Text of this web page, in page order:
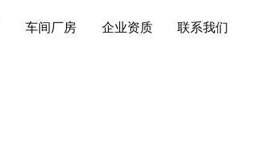
车间厂房 企业资质 联系我们